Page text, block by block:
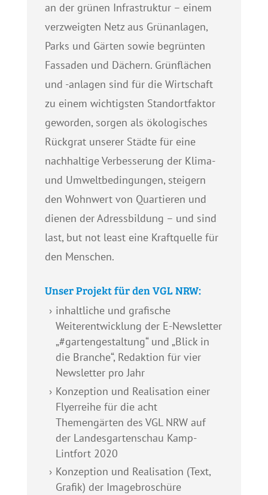
an der grünen Infrastruktur – einem
verzweigten Netz aus Grünanlagen,
Parks und Gärten sowie begrünten
Fassaden und Dächern. Grünflächen
und -anlagen sind für die Wirtschaft
zu einem wichtigsten Standortfaktor
geworden, sorgen als ökologisches
Rückgrat unserer Städte für eine
nachhaltige Verbesserung der Klima-
und Umweltbedingungen, steigern
den Wohnwert von Quartieren und
dienen der Adressbildung – und sind
last, but not least eine Kraftquelle für
den Menschen.
Unser Projekt für den VGL NRW:
inhaltliche und grafische
Weiterentwicklung der E-Newsletter
„#gartengestaltung“ und „Blick in
die Branche“, Redaktion für vier
Newsletter pro Jahr
Konzeption und Realisation einer
Flyerreihe für die acht
Themengärten des VGL NRW auf
der Landesgartenschau Kamp-
Lintfort 2020
Konzeption und Realisation (Text,
Grafik) der Imagebroschüre